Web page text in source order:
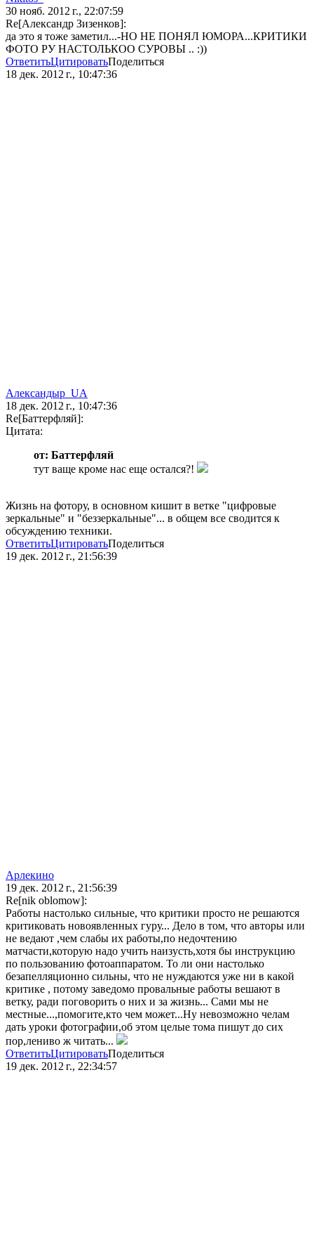
30 нояб. 2012 г., 22:07:59
Re[Александр Зизенков]:
да это я тоже заметил...-НО НЕ ПОНЯЛ ЮМОРА...КРИТИКИ
ФОТО РУ НАСТОЛЬКОО СУРОВЫ .. :))
ОтветитьЦитироватьПоделиться
18 дек. 2012 г., 10:47:36
Александыр_UA
18 дек. 2012 г., 10:47:36
Re[Баттерфляй]:
Цитата:
от: Баттерфляй
тут ваще кроме нас еще остался?!
Жизнь на фотору, в основном кишит в ветке "цифровые
зеркальные" и "беззеркальные"... в общем все сводится к
обсуждению техники.
ОтветитьЦитироватьПоделиться
19 дек. 2012 г., 21:56:39
Арлекино
19 дек. 2012 г., 21:56:39
Re[nik oblomow]:
Работы настолько сильные, что критики просто не решаются
критиковать новоявленных гуру... Дело в том, что авторы или
не ведают ,чем слабы их работы,по недочтению
матчасти,которую надо учить наизусть,хотя бы инструкцию
по пользованию фотоаппаратом. То ли они настолько
безапелляционно сильны, что не нуждаются уже ни в какой
критике , потому заведомо провальные работы вешают в
ветку, ради поговорить о них и за жизнь... Сами мы не
местные...,помогите,кто чем может...Ну невозможно челам
дать уроки фотографии,об этом целые тома пишут до сих
пор,лениво ж читать...
ОтветитьЦитироватьПоделиться
19 дек. 2012 г., 22:34:57